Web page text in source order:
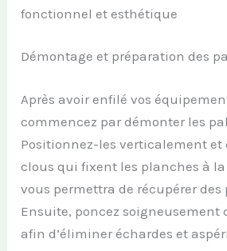
fonctionnel et esthétique
Démontage et préparation des
Après avoir enfilé vos
commencez par démonter les
Positionnez-les verticalement et
clous qui fixent les planches à
vous permettra de récupérer des
Ensuite, poncez soigneusement
afin d’éliminer échardes et